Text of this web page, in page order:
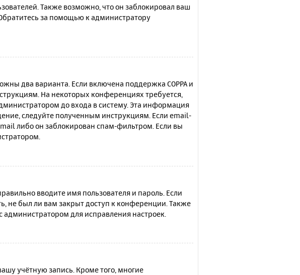
Также возможно, что он заблокировал ваш
за помощью к администратору
два варианта. Если включена поддержка COPPA и
На некоторых конференциях требуется,
до входа в систему. Эта информация
следуйте полученным инструкциям. Если email-
либо он заблокирован спам-фильтром. Если вы
вводите имя пользователя и пароль. Если
не был ли вам закрыт доступ к конференции. Также
для исправления настроек.
учётную запись. Кроме того, многие